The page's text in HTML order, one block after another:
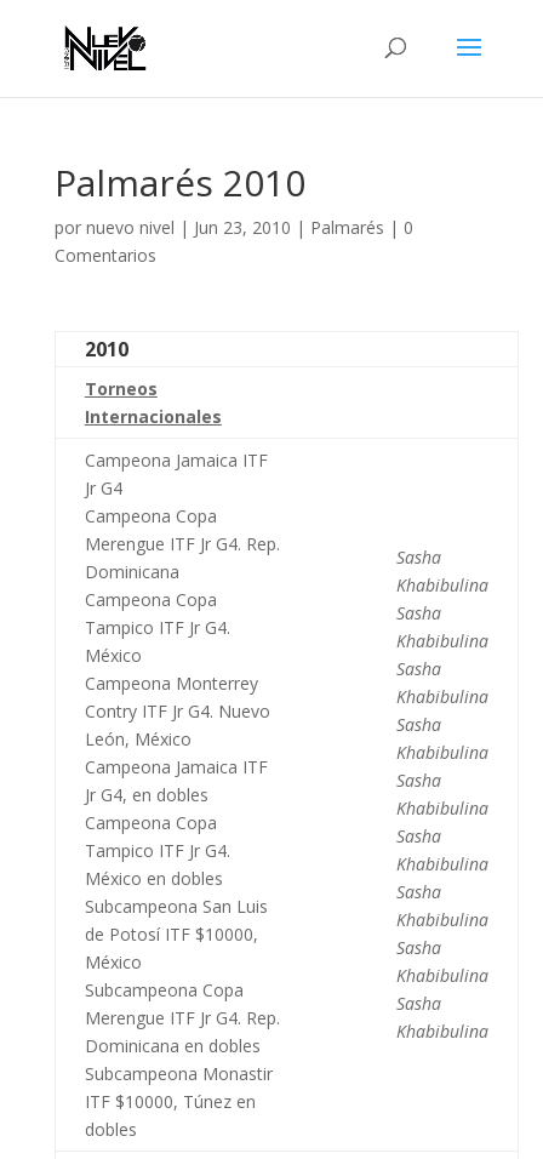
Palmarés 2010
por nuevo nivel | Jun 23, 2010 | Palmarés | 0
Comentarios
2010
Torneos
Internacionales
Campeona Jamaica ITF
Jr G4
Campeona Copa
Merengue ITF Jr G4. Rep.
Dominicana
Campeona Copa
Tampico ITF Jr G4.
México
Campeona Monterrey
Contry ITF Jr G4. Nuevo
León, México
Campeona Jamaica ITF
Jr G4, en dobles
Campeona Copa
Tampico ITF Jr G4.
México en dobles
Subcampeona San Luis
de Potosí ITF $10000,
México
Subcampeona Copa
Merengue ITF Jr G4. Rep.
Dominicana en dobles
Subcampeona Monastir
ITF $10000, Túnez en
dobles
Sasha
Khabibulina
Sasha
Khabibulina
Sasha
Khabibulina
Sasha
Khabibulina
Sasha
Khabibulina
Sasha
Khabibulina
Sasha
Khabibulina
Sasha
Khabibulina
Sasha
Khabibulina